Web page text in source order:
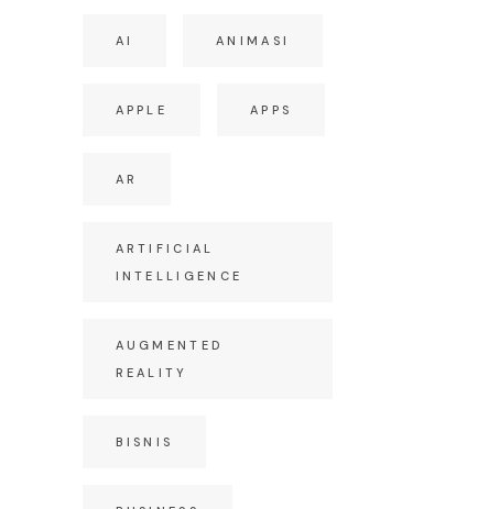
AI ANIMASI
APPLE APPS
AR
ARTIFICIAL
INTELLIGENCE
AUGMENTED
REALITY
BISNIS